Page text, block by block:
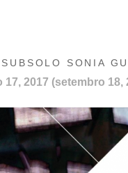
SONIA
17, 2017 (setembro 18,